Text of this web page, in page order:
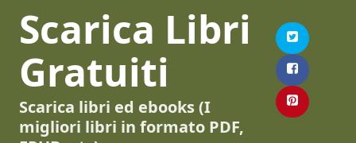
Scarica Libri
Gratuiti
Scarica libri ed ebooks (I
migliori libri in formato PDF,